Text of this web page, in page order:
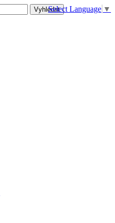
Select Language ▼